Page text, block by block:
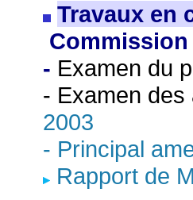
Travaux en
- Examen du
- Examen
2003
- Principal
Rapport de